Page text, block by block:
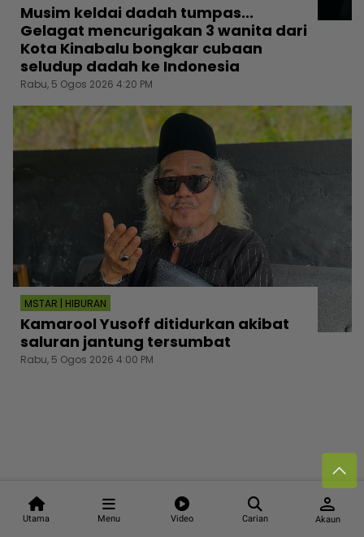
Utama Menu Video Carian
person
Akaun
Musim keldai dadah tumpas...
Gelagat mencurigakan 3 wanita dari
Kota Kinabalu bongkar cubaan
seludup dadah ke Indonesia
Rabu, 5 Ogos 2026 4:20 PM
MSTAR | HIBURAN
Kamarool Yusoff ditidurkan akibat
saluran jantung tersumbat
Rabu, 5 Ogos 2026 4:00 PM
Follow media sosial kami